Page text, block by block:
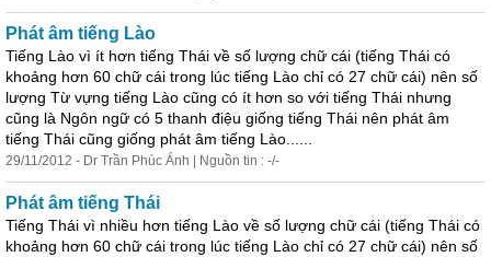
Phát âm tiếng Lào
Tiếng Lào vì ít hơn tiếng Thái về số lượng chữ cái (tiếng Thái có
khoảng hơn 60 chữ cái trong lúc tiếng Lào chỉ có 27 chữ cái) nên số
lượng Từ vựng tiếng Lào cũng có ít hơn so với tiếng Thái nhưng
cũng là Ngôn ngữ có 5 thanh điệu giống tiếng Thái nên phát âm
tiếng Thái cũng giống phát âm tiếng Lào......
29/11/2012 - Dr Trần Phúc Ánh | Nguồn tin : -/-
Phát âm tiếng Thái
Tiếng Thái vì nhiều hơn tiếng Lào về số lượng chữ cái (tiếng Thái có
khoảng hơn 60 chữ cái trong lúc tiếng Lào chỉ có 27 chữ cái) nên số